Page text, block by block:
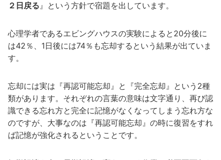
２日戻る』という方針で宿題を出しています。
心理学者であるエビングハウスの実験によると20分後に
は42％、1日後には74％も忘却するという結果が出ていま
す。
忘却には実は『再認可能忘却』と『完全忘却』という2種
類があります。それぞれの言葉の意味は文字通り、再び認
識できる忘れ方と完全に記憶がなくなってしまう忘れ方な
のですが、大事なのは『再認可能忘却』の時に復習をすれ
ば記憶が強化されるということです。